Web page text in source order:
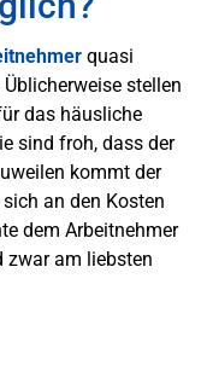
quasi
stellen
das häusliche
sind froh, dass der
kommt der
an den Kosten
dem Arbeitnehmer
zwar am liebsten